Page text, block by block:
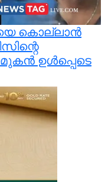
കൊല്ലാന്‍
ഉള്‍പ്പെടെ